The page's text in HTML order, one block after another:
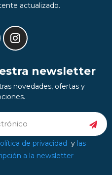
actualizado.
newsletter
novedades, ofertas y
de privacidad y las
a la newsletter